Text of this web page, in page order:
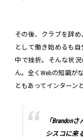
その後、クラブを辞
として働き始めるも
中で挫折。そんな状況
ん。全くWebの知識が
ともあってインターン
「Brandon
シスコに来